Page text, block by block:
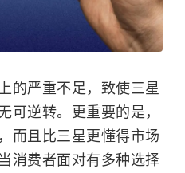
的严重不足，致使三星
可逆转。更重要的是，
而且比三星更懂得市场
消费者面对有多种选择